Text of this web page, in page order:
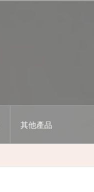
其他產品